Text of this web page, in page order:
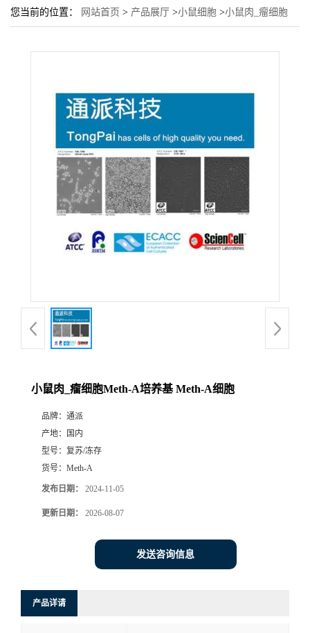
您当前的位置： 网站首页 > 产品展厅 >小鼠细胞 >小鼠肉_瘤细胞
小鼠肉_瘤细胞Meth-A培养基 Meth-A细胞
品牌： 通派
产地：
国内
型号： 复苏/冻存
货号： Meth-A
发布日期： 2024-11-05
更新日期： 2026-08-07
发送咨询信息
产品详请